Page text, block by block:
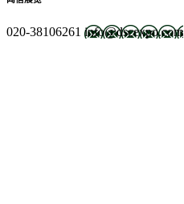
020-38106261 info@dscexpo.com